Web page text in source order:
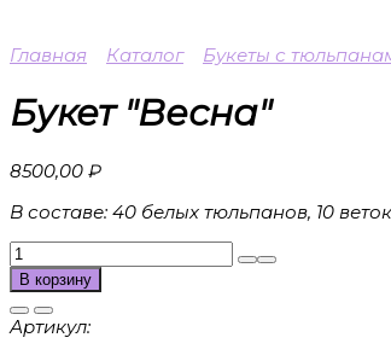
Главная Каталог Букеты с
Букет "Весна"
8500,00 ₽
В составе: 40 белых тюльпанов, 10
Количество
товара
Букет
"Весна"
В корзину
Артикул: